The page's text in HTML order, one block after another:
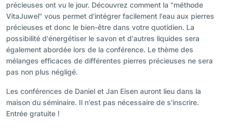
précieuses ont vu le jour. Découvrez comment la "méthode
VitaJuwel" vous permet d'intégrer facilement l'eau aux pierres
précieuses et donc le bien-être dans votre quotidien. La
possibilité d'énergétiser le savon et d'autres liquides sera
également abordée lors de la conférence. Le thème des
mélanges efficaces de différentes pierres précieuses ne sera
pas non plus négligé.
Les conférences de Daniel et Jan Eisen auront lieu dans la
maison du séminaire. Il n'est pas nécessaire de s'inscrire.
Entrée gratuite !